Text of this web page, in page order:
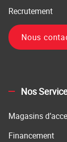
Recrutement
Nous
Nos
Magasins
Financement